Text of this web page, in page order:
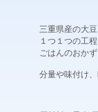
三重県産の大
１つ１つの工
ごはんのおか
分量や味付け